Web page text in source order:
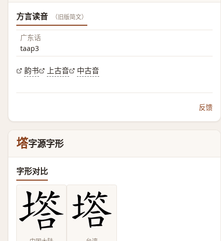
方言读音 （旧版简文）
广东话
taap3
韵书 上古音 中古音
反馈
㙮字源字形
字形对比